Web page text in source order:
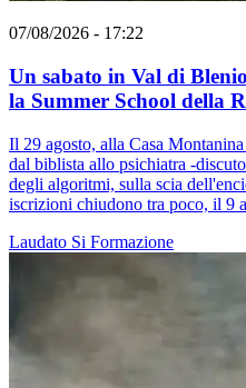
07/08/2026 - 17:22
Un sabato in Val di
la Summer School della
Il 29 agosto, alla Casa
dal biblista allo psichiatra -
degli algoritmi, sulla scia
iscrizioni chiudono tra poco, il 9
Laudato Si Formazione